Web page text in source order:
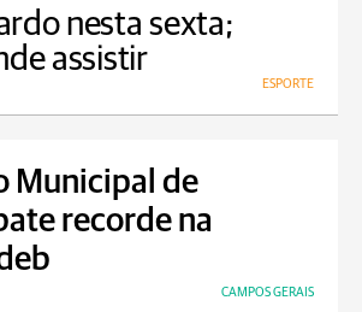
nesta sexta;
assistir
ESPORTE
Municipal de
recorde na
CAMPOS GERAIS